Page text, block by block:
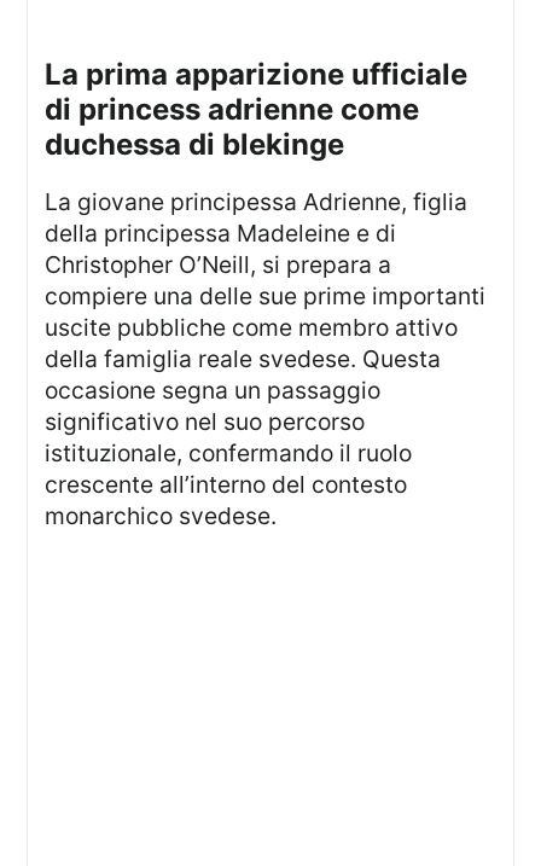
la prima apparizione ufficiale
di princess adrienne come
duchessa di blekinge
La giovane principessa Adrienne, figlia
della principessa Madeleine e di
Christopher O’Neill, si prepara a
compiere una delle sue prime importanti
uscite pubbliche come membro attivo
della famiglia reale svedese. Questa
occasione segna un passaggio
significativo nel suo percorso
istituzionale, confermando il ruolo
crescente all’interno del contesto
monarchico svedese.